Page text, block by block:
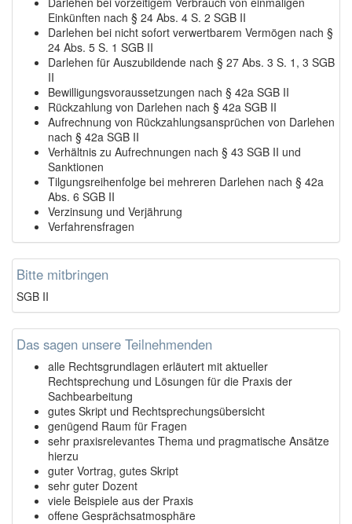
Einkünften nach § 24 Abs. 4 S. 2 SGB II
Darlehen bei nicht sofort verwertbarem Vermögen nach §
24 Abs. 5 S. 1 SGB II
Darlehen für Auszubildende nach § 27 Abs. 3 S. 1, 3 SGB
II
Bewilligungsvoraussetzungen nach § 42a SGB II
Rückzahlung von Darlehen nach § 42a SGB II
Aufrechnung von Rückzahlungsansprüchen von Darlehen
nach § 42a SGB II
Verhältnis zu Aufrechnungen nach § 43 SGB II und
Sanktionen
Tilgungsreihenfolge bei mehreren Darlehen nach § 42a
Abs. 6 SGB II
Verzinsung und Verjährung
Verfahrensfragen
Bitte mitbringen
SGB II
Das sagen unsere Teilnehmenden
alle Rechtsgrundlagen erläutert mit aktueller
Rechtsprechung und Lösungen für die Praxis der
Sachbearbeitung
gutes Skript und Rechtsprechungsübersicht
genügend Raum für Fragen
sehr praxisrelevantes Thema und pragmatische Ansätze
hierzu
guter Vortrag, gutes Skript
sehr guter Dozent
viele Beispiele aus der Praxis
offene Gesprächsatmosphäre